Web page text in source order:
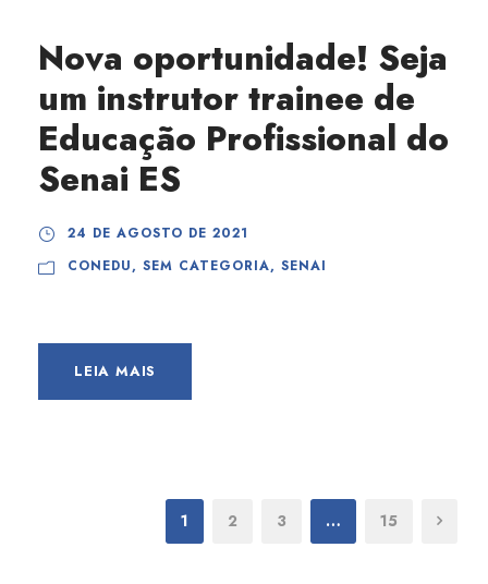
Nova oportunidade! Seja
um instrutor trainee de
Educação Profissional do
Senai ES
24 DE AGOSTO DE 2021
CONEDU, SEM CATEGORIA, SENAI
LEIA MAIS
1 2 3 … 15